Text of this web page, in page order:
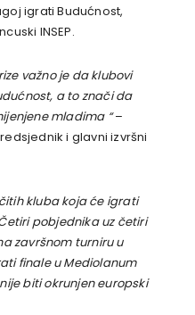
igrati Budućnost,
INSEP.
važno je da klubovi
a to znači da
mladima “–
i glavni izvršni
kluba koja će igrati
pobjednika uz četiri
završnom turniru u
finale u Mediolanum
biti okrunjen europski